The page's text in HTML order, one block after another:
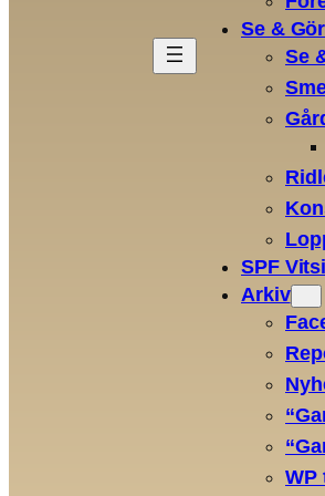
Se &
Se
SPF
Arkiv
WP